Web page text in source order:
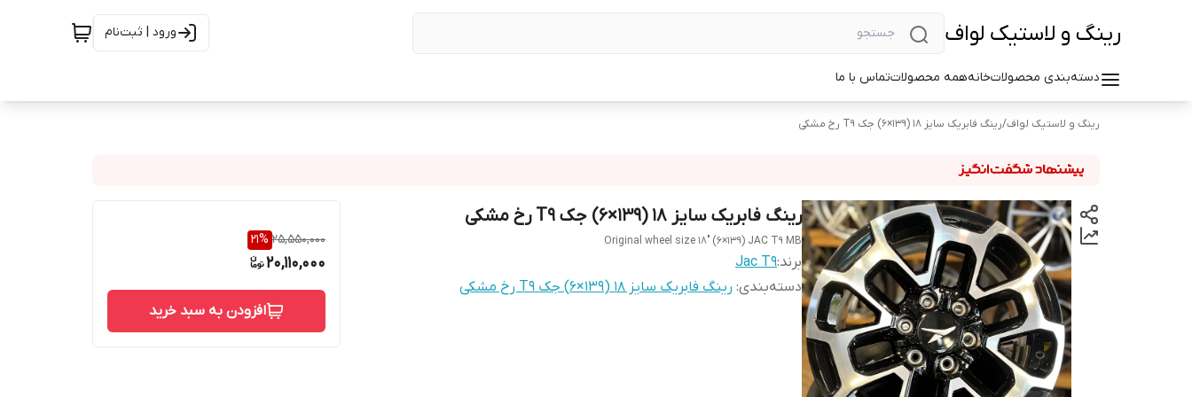
رینگ و لاستیک لواف ورود | ثبت‌نام
دسته‌بندی محصولاتخانههمه محصولاتتماس با ما
رینگ و لاستیک لواف/رینگ فابریک سایز ۱۸ (۱۳۹×۶) جک T9 رخ مشکی
رینگ فابریک سایز ۱۸ (۱۳۹×۶) جک T9 رخ مشکی
Original wheel size 18" (6×139) JAC T9 MB
برند:Jac T9
دسته‌بندی: رینگ فابریک سایز ۱۸ (۱۳۹×۶) جک T9 رخ مشکی
25,550,000
21%
20,110,000
افزودن به سبد خرید